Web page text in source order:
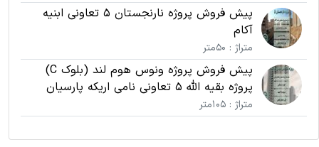
پیش فروش پروژه نارنجستان 5 تعاونی ابنیه
آکام
متراژ : 50متر
پیش فروش پروژه ونوس هوم لند (بلوک C)
پروژه بقیه الله 5 تعاونی نامی اریکه پارسیان
متراژ : 105متر